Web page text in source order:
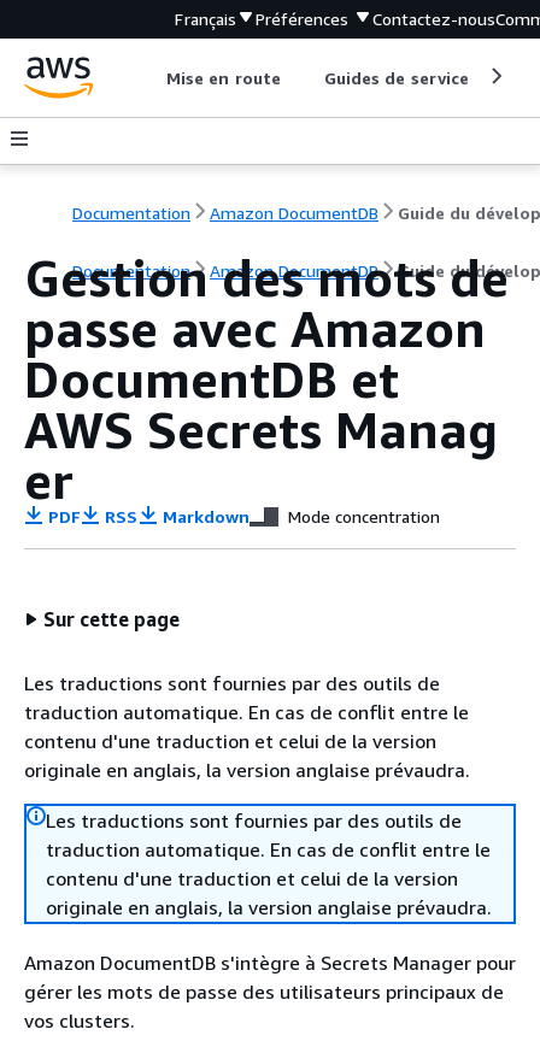
Français Préférences Contactez-nous
Mise en route Guides de service
Documentation Amazon DocumentDB
Documentation Amazon DocumentDB Guide du
Gestion des mots de
passe avec Amazon
DocumentDB et
AWS Secrets Manag
er
PDF RSS Markdown Mode concentration
Sur cette page
Les traductions sont fournies par des outils de
traduction automatique. En cas de conflit entre le
contenu d'une traduction et celui de la version
originale en anglais, la version anglaise prévaudra.
Les traductions sont fournies par des outils de
traduction automatique. En cas de conflit entre le
contenu d'une traduction et celui de la version
originale en anglais, la version anglaise prévaudra.
Amazon DocumentDB s'intègre à Secrets Manager pour
gérer les mots de passe des utilisateurs principaux de
vos clusters.